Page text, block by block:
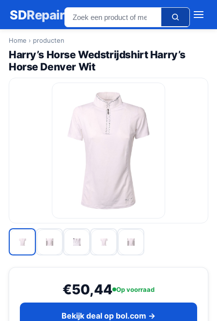
SDRepair
Home › producten
Harry’s Horse Wedstrijdshirt Harry’s
Horse Denver Wit
€50,44 Op voorraad
Bekijk deal op bol.com →